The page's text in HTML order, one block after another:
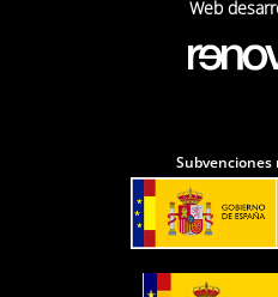
Web
Subvenciones